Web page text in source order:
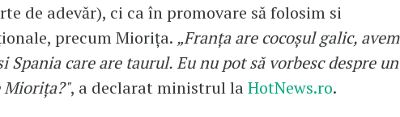
de adevăr), ci ca în promovare să folosim si
precum Miorița. „Franța are cocoșul galic, avem
Spania care are taurul. Eu nu pot să vorbesc despre un
Miorița?", a declarat ministrul laHotNews.ro.